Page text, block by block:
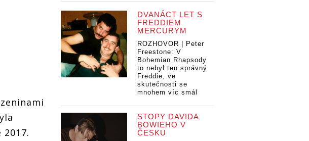
2017.
DVANÁCT LET S
FREDDIEM
MERCURYM
ROZHOVOR | Peter
Freestone: V
Bohemian Rhapsody
to nebyl ten správný
Freddie, ve
skutečnosti se
mnohem víc smál
STOPY DAVIDA
BOWIEHO V
ČESKU